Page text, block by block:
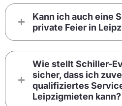
Kann ich auch eine
private Feier in
Wie stellt Schiller-
sicher, dass ich
qualifiziertes
Leipzigmieten kann?